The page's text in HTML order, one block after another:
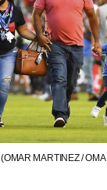
(OMAR MARTINEZ /